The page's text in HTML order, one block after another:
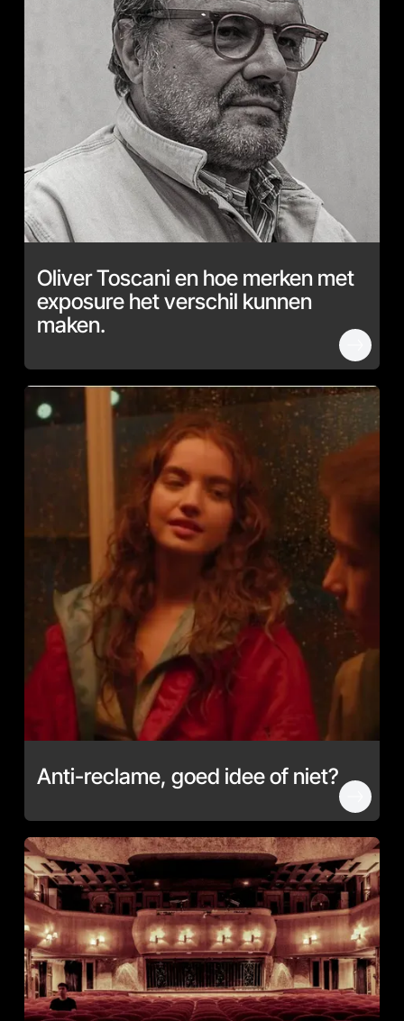
Oliver Toscani en hoe merken met
exposure het verschil kunnen
maken.
Anti-reclame, goed idee of niet?